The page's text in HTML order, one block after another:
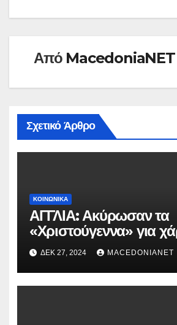
Από MacedoniaNET
Σχετικό Άρθρο
ΚΟΙΝΩΝΙΚΆ
ΑΓΓΛΙΑ: Ακύρωσαν τα
«Χριστούγεννα» για
παγκοσμιοποίησης.
ΔΕΚ 27, 2024 MACEDONIANET